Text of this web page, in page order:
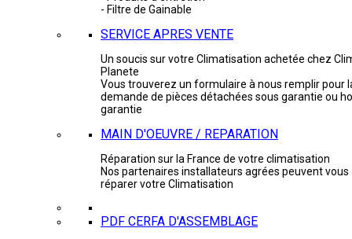
- Filtre de Gainable
SERVICE APRES VENTE
Un soucis sur votre Climatisation achetée chez
Planete
Vous trouverez un formulaire à nous remplir pour
demande de pièces détachées sous garantie ou
garantie
MAIN D'OEUVRE / REPARATION
Réparation sur la France de votre climatisation
Nos partenaires installateurs agrées peuvent vous
réparer votre Climatisation
PDF CERFA D'ASSEMBLAGE